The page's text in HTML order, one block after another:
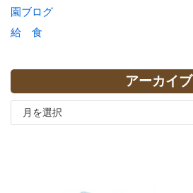
園ブログ
給 食
アーカイブ